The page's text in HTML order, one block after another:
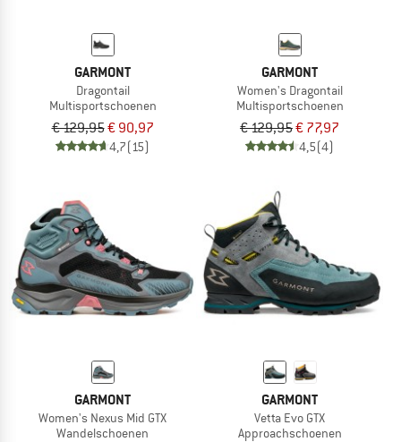
GARMONT
Dragontail
Multisportschoenen
€ 129,95€ 90,97
4,7(15)
GARMONT
Women's Dragontail
Multisportschoenen
€ 129,95€ 77,97
4,5(4)
GARMONT
Women's Nexus Mid GTX
Wandelschoenen
GARMONT
Vetta Evo GTX
Approachschoenen